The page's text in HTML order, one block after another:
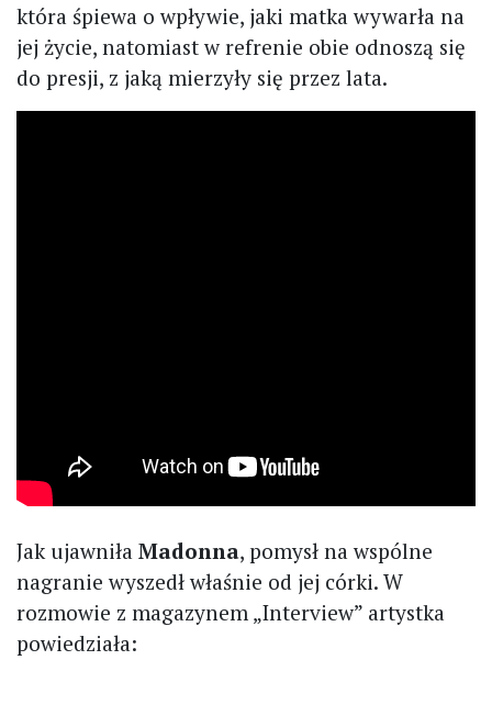
która śpiewa o wpływie, jaki matka wywarła na
jej życie, natomiast w refrenie obie odnoszą się
do presji, z jaką mierzyły się przez lata.
Jak ujawniła Madonna, pomysł na wspólne
nagranie wyszedł właśnie od jej córki. W
rozmowie z magazynem „Interview” artystka
powiedziała: